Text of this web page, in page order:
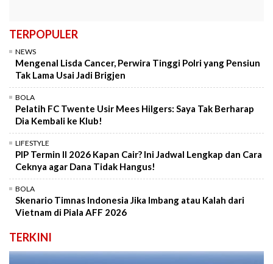
TERPOPULER
NEWS
Mengenal Lisda Cancer, Perwira Tinggi Polri yang Pensiun
Tak Lama Usai Jadi Brigjen
BOLA
Pelatih FC Twente Usir Mees Hilgers: Saya Tak Berharap
Dia Kembali ke Klub!
LIFESTYLE
PIP Termin II 2026 Kapan Cair? Ini Jadwal Lengkap dan Cara
Ceknya agar Dana Tidak Hangus!
BOLA
Skenario Timnas Indonesia Jika Imbang atau Kalah dari
Vietnam di Piala AFF 2026
TERKINI